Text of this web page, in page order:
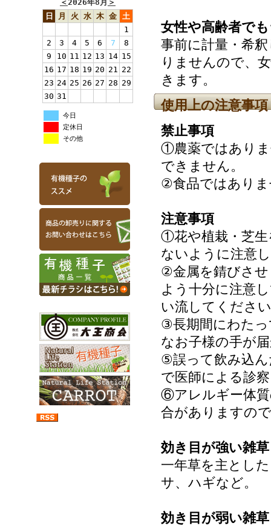
＜2026年8月 ＞
日
月 火 水 木 金 土
1
2
3 4 5 6 7
8
9
10 11 12 13 14 15
16 17 18 19 20 21 22
23 24 25 26 27 28 29
30 31
今日
定休日
その他
女性や高齢者で
事前に計量・希
りませんので、
きます。
使用上の注意事
禁止事項
①農薬ではありま
できません。
②食品ではあり
注意事項
①花や植栽・芝生
ないように注意
②金属を錆びさ
よう十分に注意
い流してくださ
③長期間にわた
なお子様の手が
⑤誤って飲み込ん
で医師による診
⑥アレルギー体質
合がありますの
効き目が強い雑草
一年草を主とし
サ、ハギなど。
効き目が弱い雑草